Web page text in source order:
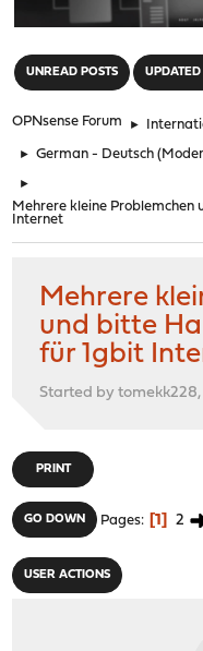
UNREAD POSTS UPDATED
OPNsense Forum ►
► German - Deutsch
►
Mehrere kleine
Internet
Mehrere
und bitte
für 1gbit
Started by tomekk228,
PRINT
GO DOWN Pages 1 2
USER ACTIONS